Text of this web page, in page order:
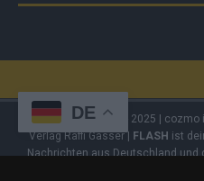
Copyright© 2019 - 2025 | cozmo
Verlag Raffi Gasser | FLASH ist
Nachrichten aus Deutschland und
DE